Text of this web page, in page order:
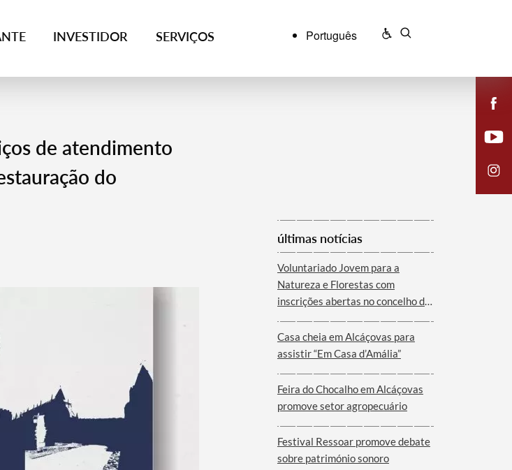
INVESTIDOR SERVIÇOS Português
de atendimento
do
últimas notícias
Voluntariado Jovem para a
Natureza e Florestas com
inscrições abertas no concelho de
Casa cheia em Alcáçovas para
assistir “Em Casa d’Amália”
Feira do Chocalho em Alcáçovas
promove setor agropecuário
Festival Ressoar promove debate
sobre património sonoro